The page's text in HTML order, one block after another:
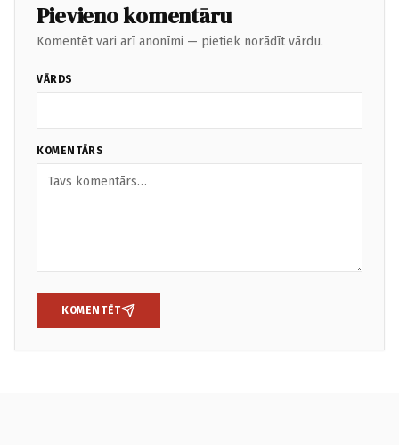
Pievieno komentāru
Komentēt vari arī anonīmi — pietiek norādīt vārdu.
VĀRDS
KOMENTĀRS
KOMENTĒT